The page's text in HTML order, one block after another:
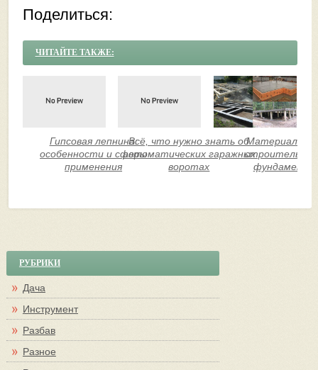
Поделиться:
ЧИТАЙТЕ ТАКЖЕ:
Гипсовая лепнина:
особенности и сферы
применения
Всё, что нужно знать об
автоматических гаражных
воротах
Материалы
фундамента
РУБРИКИ
Дача
Инструмент
Разбав
Разное